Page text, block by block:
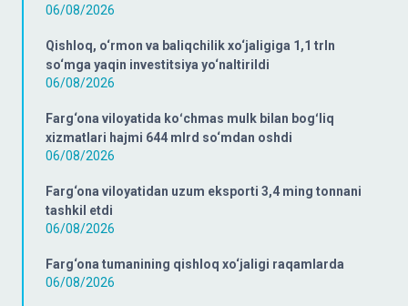
06/08/2026
Qishloq, o‘rmon va baliqchilik xo‘jaligiga 1,1 trln
so‘mga yaqin investitsiya yo‘naltirildi
06/08/2026
Farg‘ona viloyatida koʻchmas mulk bilan bogʻliq
xizmatlari hajmi 644 mlrd so‘mdan oshdi
06/08/2026
Farg‘ona viloyatidan uzum eksporti 3,4 ming tonnani
tashkil etdi
06/08/2026
Farg‘ona tumanining qishloq xo‘jaligi raqamlarda
06/08/2026